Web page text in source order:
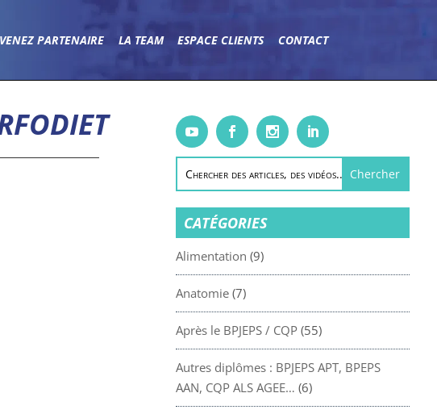
PARTENAIRE LA TEAM ESPACE CLIENTS CONTACT
CATÉGORIES
Alimentation (9)
Anatomie(7)
Après le BPJEPS / CQP(55)
Autres diplômes : BPJEPS APT, BPEPS
AAN, CQP ALS AGEE… (6)